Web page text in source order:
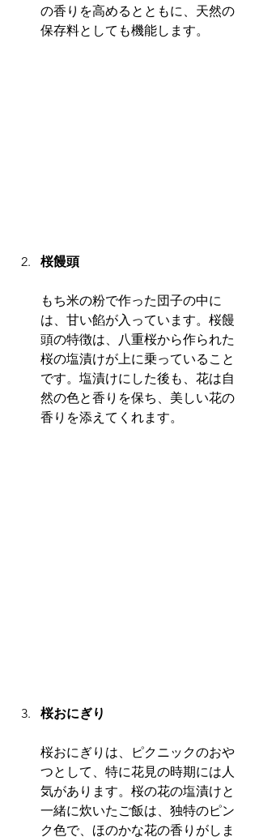
の香りを高めるとともに、天然の
保存料としても機能します。
桜饅頭
もち米の粉で作った団子の中に
は、甘い餡が入っています。桜饅
頭の特徴は、八重桜から作られた
桜の塩漬けが上に乗っていること
です。塩漬けにした後も、花は自
然の色と香りを保ち、美しい花の
香りを添えてくれます。
桜おにぎり
桜おにぎりは、ピクニックのおや
つとして、特に花見の時期には人
気があります。桜の花の塩漬けと
一緒に炊いたご飯は、独特のピン
ク色で、ほのかな花の香りがしま